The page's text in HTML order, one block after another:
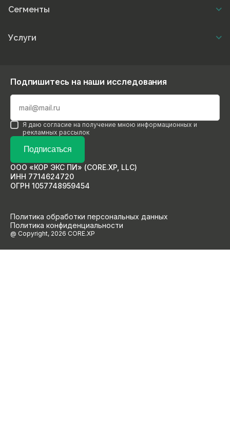
Сегменты
Услуги
ООО «КОР ЭКС ПИ» (CORE.XP, LLC)
ИНН 7714624720
ОГРН 1057748959454
Политика обработки персональных данных
Политика конфиденциальности
@ Copyright, 2026 CORE.XP
Подпишитесь на наши исследования
Подписаться
Я даю согласие на получение мною информационных и
рекламных рассылок